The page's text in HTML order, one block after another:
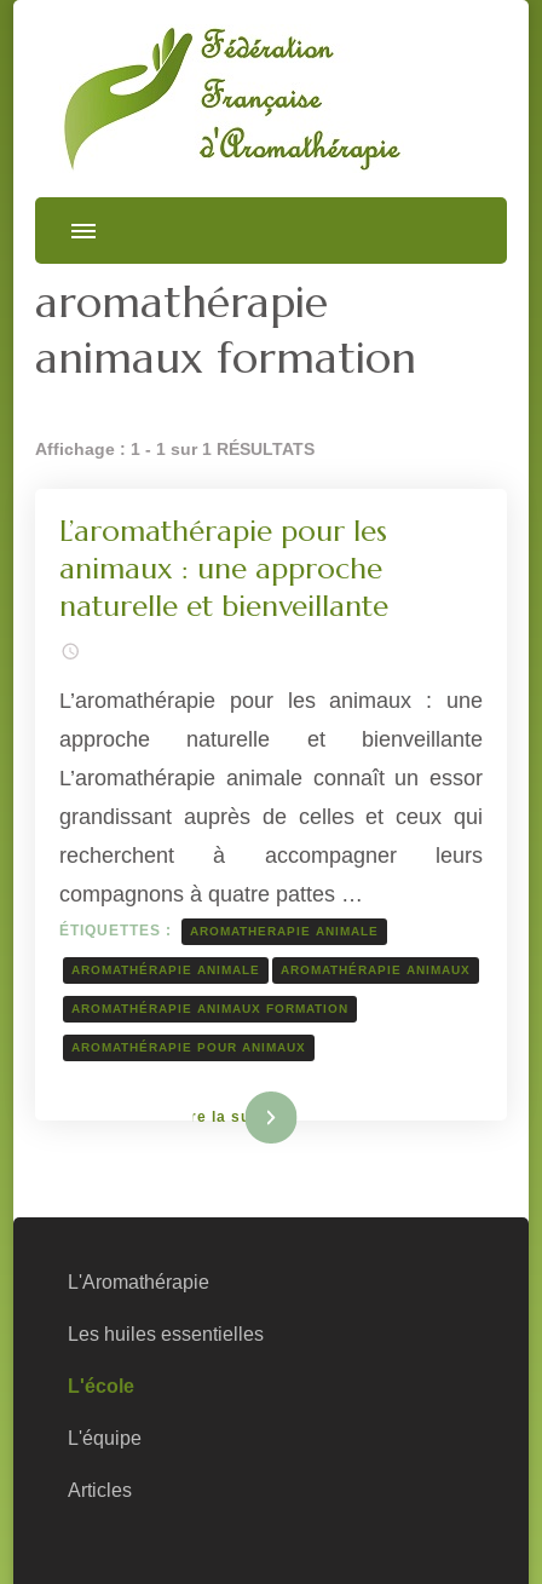
aromathérapie
animaux formation
Affichage : 1 - 1 sur 1 RÉSULTATS
L’aromathérapie pour les
animaux : une approche
naturelle et bienveillante
L’aromathérapie pour les animaux : une
approche naturelle et bienveillante
L’aromathérapie animale connaît un essor
grandissant auprès de celles et ceux qui
recherchent à accompagner leurs
compagnons à quatre pattes …
ÉTIQUETTES : AROMATHERAPIE ANIMALE
AROMATHÉRAPIE ANIMALE AROMATHÉRAPIE ANIMAUX
AROMATHÉRAPIE ANIMAUX FORMATION
AROMATHÉRAPIE POUR ANIMAUX
Lire la suite
L'Aromathérapie
Les huiles essentielles
L'école
L'équipe
Articles